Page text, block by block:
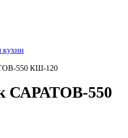
кухни
550 КШ-120
САРАТОВ-550